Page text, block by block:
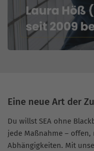
Eine neue Art der
Du willst SEA ohne
jede Maßnahme –
Abhängigkeiten. Mit